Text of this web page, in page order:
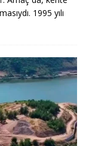
1995 yılı